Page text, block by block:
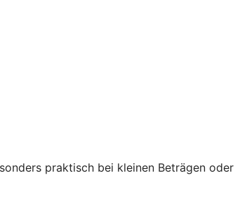
praktisch bei kleinen Beträgen oder